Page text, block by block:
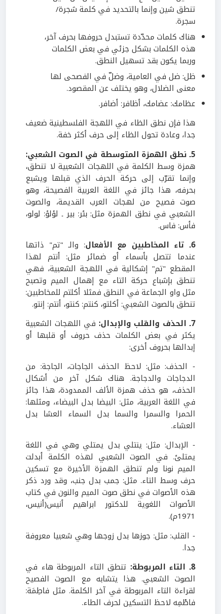
تنطق شين وإنما بالتحديد في كلمة شجرة/
سجرة.
هناك كلمات محدّدة تستبدل حروفها بحرف آخر،
هذه الكلمات بشكل جزئي في بعض الكلمات
وربما يكون بقد تسهيل النطق.
ظل: ضل في العامية، وضلّ في الفصحى لها
معنى الضلال، وهو يختلف عن المقصود.
عظامك: عضامك، أظافر: أضافر.
هذا فإن نطق الظاء في اللهجة الفلسطينية ضعيف
جدا، وعادة تحول الظاء إلى حرف أكثر خفة.
5ـ نطق الهمزة المتوسطة في الصوت الشعبي:
همزة وسط الكلمة في اللهجات الشعبية لا تنطق،
وإنما تقرّب إلى حركة الحرف الذي قبلها ويشبع
بحرفه، هذا جائز في اللغة العربية الفصيحة، وهو
صوت فصيح من لهجات العرب القديمة، والصوت
الشعبي في نطق الهمزة مثل: بئر: بير ـ لؤلؤ: لولو،
فأس: فاس.
6ـ تاء المخاطبين مع الأفعال
: والـ "تم" ذاتها
عندما تتصل بأسماء أو ضمائر مثل: أنتم لهذا
المقطع "تم" إشكالية في اللهجة الشعبية، فهي
تنطق بإشباع حركة التاء مع إهمال الميم وتصبح
مثل واو الجماعة في النطق فمثلا أكلتم للمخاطبين:
تنطق بالصوت الشعبي: أكلتو، كنتم: كنتو، أنتم: إنتو.
7ـ الحذف والقلب والإبدال:
في اللهجات الشعبية
يكثر في بعض الكلمات حذف حروف أو قلبها أو
إبدالها بحروف أخرى:
- الحذف: مثل: لاحظ الحذف الجاجات، الجاجة: من
الدجاجات والدجاجة. هناك شكل آخر من أشكال
الحذف، هو حذف همزة الألف الممدودة، هذا جائز
في اللغة العربية، مثل: البيضا بدل البيضاء، ومثلها:
الحمرا والسمرا والسما بدل السماء العشا بدل
العشاء.
- الإبدال: مثل: ينتلي بدل يمتلي وهي في اللغة
يمتلئ. في الصوت الشعبي لهذه الكلمة أبدلت
الميم نونا ولم تنطق الهمزة الأخيرة مع تسكين
حرف وسط التاء. مثل: جمب بدل جنب، وقد ورد ذكر
هذه الأصوات في نطق صوت الميم والنون في كتاب
الأصوات اللغوية للدكتور ابراهيم أنيس(أنيس،
1971م).
- القلب: مثل: جوزها بدل زوجها وهي شعبيا معروفة
جدا.
8ـ التاء المربوطة:
تنطق التاء المربوطة هاء في
الصوت الشعبي. هذا يتشابه مع الصوت الفصيح
لقراءة التاء المربوطة في آخر الكلمة. مثل فاطِمَة:
فاطْمِه لاحظ التسكين لحرف الطاء.